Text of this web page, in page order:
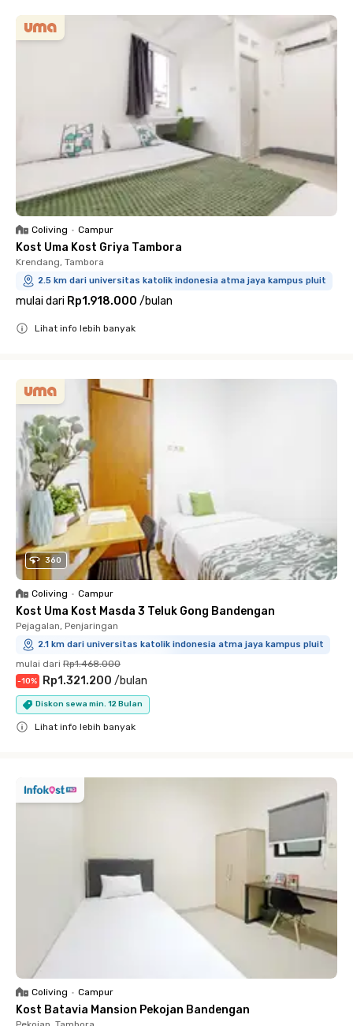
Coliving • Campur
Kost Uma Kost Griya Tambora
Krendang, Tambora
2.5 km dari universitas katolik indonesia atma jaya kampus pluit
mulai dari Rp1.918.000 /bulan
Lihat info lebih banyak
360
Coliving • Campur
Kost Uma Kost Masda 3 Teluk Gong Bandengan
Pejagalan, Penjaringan
2.1 km dari universitas katolik indonesia atma jaya kampus pluit
mulai dari Rp1.468.000
-10% Rp1.321.200 /bulan
Diskon sewa min. 12 Bulan
Lihat info lebih banyak
Coliving • Campur
Kost Batavia Mansion Pekojan Bandengan